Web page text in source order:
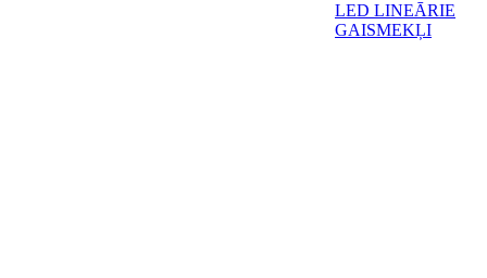
LED LINEĀRIE
GAISMEKĻI